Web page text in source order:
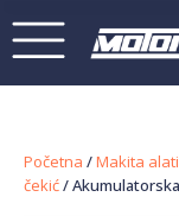
Početna /Makita alati
čekić/